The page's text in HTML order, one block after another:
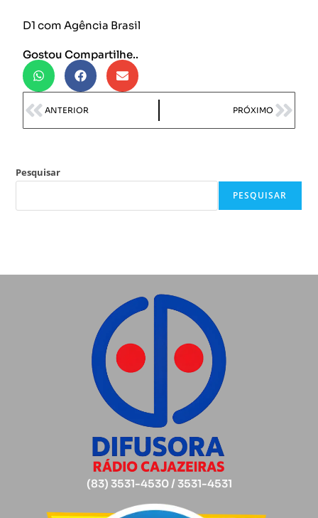
D1 com Agência Brasil
Gostou Compartilhe..
ANTERIOR PRÓXIMO
Pesquisar
PESQUISAR
(83) 3531-4530 / 3531-4531